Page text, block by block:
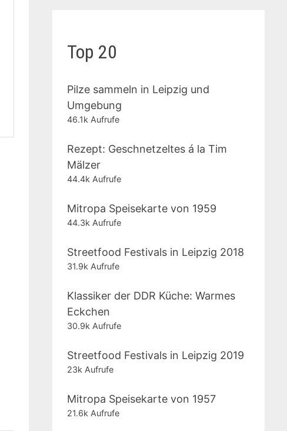
Top 20
Pilze sammeln in Leipzig und
Umgebung
46.1k Aufrufe
Rezept: Geschnetzeltes á la Tim
Mälzer
44.4k Aufrufe
Mitropa Speisekarte von 1959
44.3k Aufrufe
Streetfood Festivals in Leipzig 2018
31.9k Aufrufe
Klassiker der DDR Küche: Warmes
Eckchen
30.9k Aufrufe
Streetfood Festivals in Leipzig 2019
23k Aufrufe
Mitropa Speisekarte von 1957
21.6k Aufrufe